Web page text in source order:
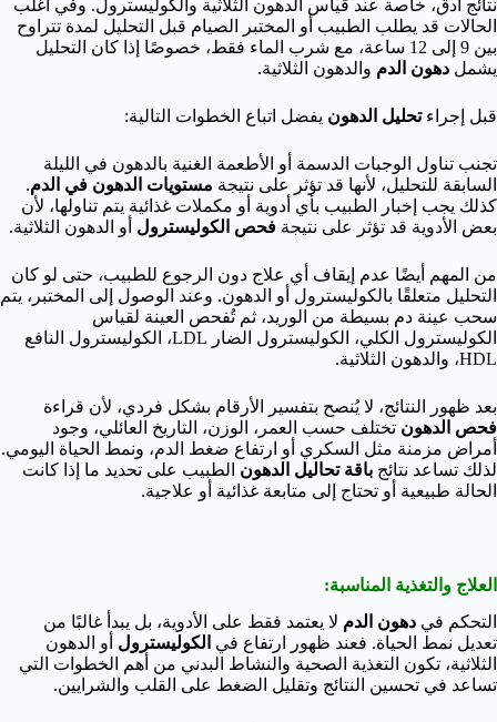
نتائج أدق، خاصة عند قياس الدهون الثلاثية والكوليسترول. وفي أغلب
الحالات قد يطلب الطبيب أو المختبر الصيام قبل التحليل لمدة تتراوح
بين 9 إلى 12 ساعة، مع شرب الماء فقط، خصوصًا إذا كان التحليل
يشمل دهون الدم والدهون الثلاثية.
قبل إجراءتحليل الدهون يفضل اتباع الخطوات التالية:
تجنب تناول الوجبات الدسمة أو الأطعمة الغنية بالدهون في الليلة
السابقة للتحليل، لأنها قد تؤثر على نتيجة مستويات الدهون في الدم.
كذلك يجب إخبار الطبيب بأي أدوية أو مكملات غذائية يتم تناولها، لأن
بعض الأدوية قد تؤثر على نتيجة فحص الكوليسترول أو الدهون الثلاثية.
من المهم أيضًا عدم إيقاف أي علاج دون الرجوع للطبيب، حتى لو كان
التحليل متعلقًا بالكوليسترول أو الدهون. وعند الوصول إلى المختبر، يتم
سحب عينة دم بسيطة من الوريد، ثم تُفحص العينة لقياس
الكوليسترول الكلي، الكوليسترول الضار LDL، الكوليسترول النافع
HDL، والدهون الثلاثية.
بعد ظهور النتائج، لا يُنصح بتفسير الأرقام بشكل فردي، لأن قراءة
فحص الدهون تختلف حسب العمر، الوزن، التاريخ العائلي، وجود
أمراض مزمنة مثل السكري أو ارتفاع ضغط الدم، ونمط الحياة اليومي.
لذلك تساعد نتائج باقة تحاليل الدهون الطبيب على تحديد ما إذا كانت
الحالة طبيعية أو تحتاج إلى متابعة غذائية أو علاجية.
العلاج والتغذية المناسبة:
التحكم في دهون الدم لا يعتمد فقط على الأدوية، بل يبدأ غالبًا من
تعديل نمط الحياة. فعند ظهور ارتفاع في الكوليسترول أو الدهون
الثلاثية، تكون التغذية الصحية والنشاط البدني من أهم الخطوات التي
تساعد في تحسين النتائج وتقليل الضغط على القلب والشرايين.